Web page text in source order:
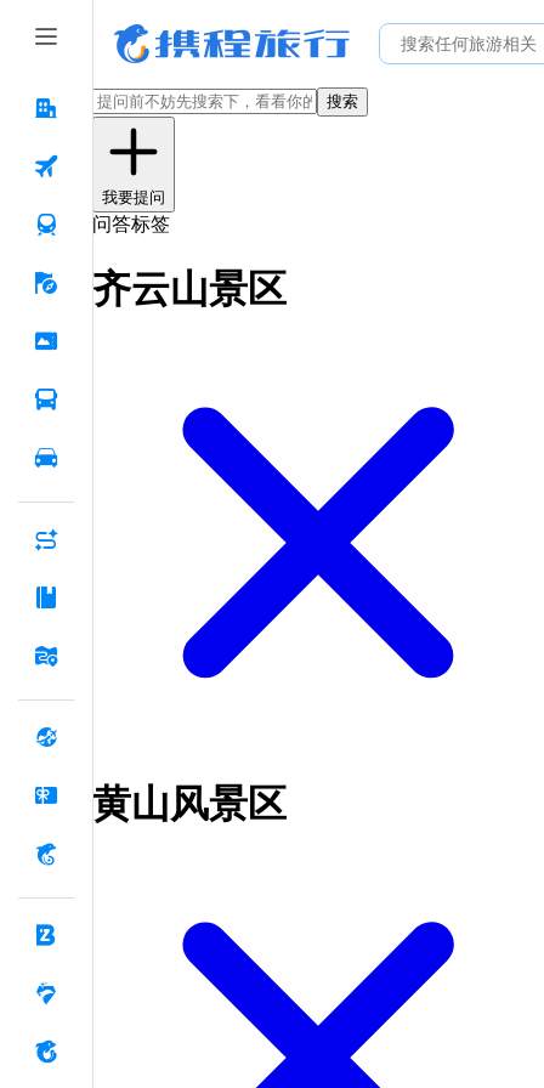
搜索
我要提问
问答标签
齐云山景区
黄山风景区